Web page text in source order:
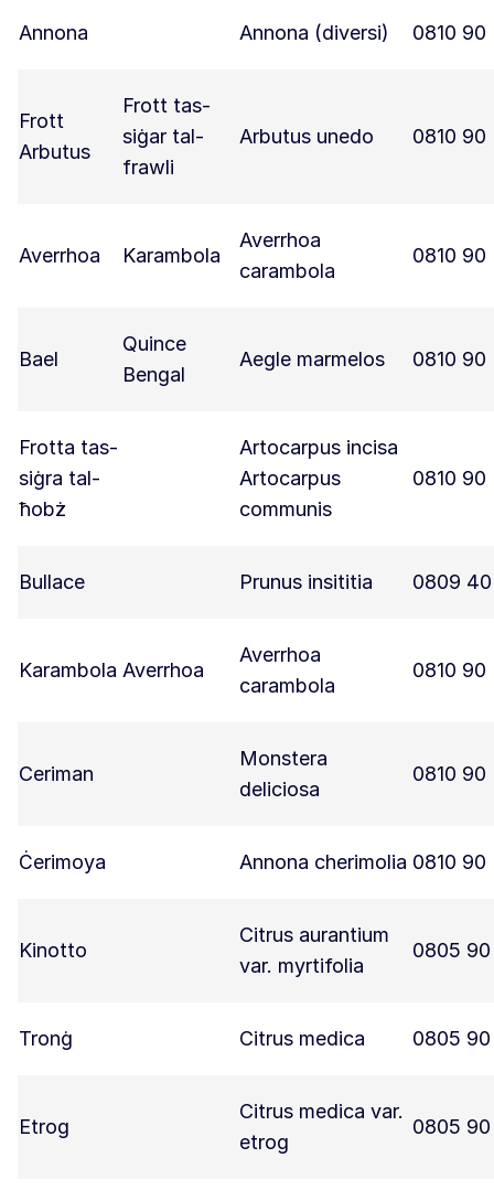
Annona Annona (diversi) 0810 90
Frott
Arbutus
Frott tas-
siġar tal-
frawli
Arbutus unedo 0810 90
Averrhoa Karambola
Averrhoa
carambola
0810 90
Bael
Quince
Bengal
Aegle marmelos 0810 90
Frotta tas-
siġra tal-
ħobż
Artocarpus incisa
Artocarpus
communis
0810 90
Bullace Prunus insititia 0809 40
Karambola Averrhoa
Averrhoa
carambola
0810 90
Ceriman
Monstera
deliciosa
0810 90
Ċerimoya Annona cherimolia 0810 90
Kinotto
Citrus aurantium
var. myrtifolia
0805 90
Tronġ Citrus medica 0805 90
Etrog
Citrus medica var.
etrog
0805 90